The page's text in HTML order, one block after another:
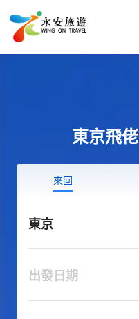
東京飛
來回
東京
出發日期